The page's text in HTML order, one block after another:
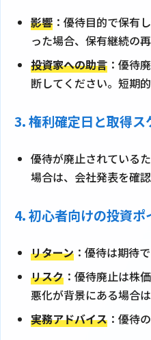
影響 ：優待目的で保有
った場合、保有継続の
投資家への助言 ：優待
断してください。短期
3. 権利確定日と取得ス
優待が廃止されている
場合は、会社発表を確
4. 初心者向けの投資ポ
リターン ：優待は期待
リスク ：優待廃止は株
悪化が背景にある場合
実務アドバイス ：優待